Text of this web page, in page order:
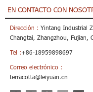
EN CONTACTO CON
Dirección : Yintang Industrial
Changtai, Zhangzhou, Fujian,
Tel :+86-18959898697
Correo electrónico :
terracotta@leiyuan.cn